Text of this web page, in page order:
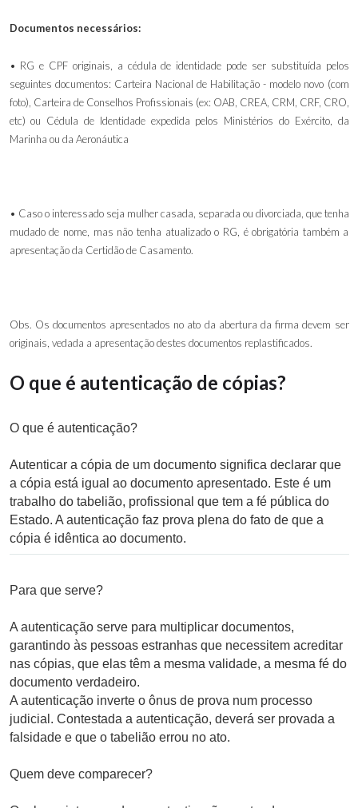
Documentos necessários:
• RG e CPF originais, a cédula de identidade pode ser substituída pelos
seguintes documentos: Carteira Nacional de Habilitação - modelo novo (com
foto), Carteira de Conselhos Profissionais (ex: OAB, CREA, CRM, CRF, CRO,
etc)ou Cédula de Identidade expedida pelos Ministérios do Exército, da
Marinha ou da Aeronáutica
• Caso o interessado seja mulher casada, separada ou divorciada, que tenha
mudado de nome, mas não tenha atualizado o RG, é obrigatória também a
apresentação da Certidão de Casamento.
Obs. Os documentos apresentados no ato da abertura da firma devem ser
originais, vedada a apresentação destes documentos replastificados.
O que é autenticação de cópias?
O que é autenticação?
Autenticar a cópia de um documento significa declarar que
a cópia está igual ao documento apresentado. Este é um
trabalho do tabelião, profissional que tem a fé pública do
Estado. A autenticação faz prova plena do fato de que a
cópia é idêntica ao documento.
Para que serve?
A autenticação serve para multiplicar documentos,
garantindo às pessoas estranhas que necessitem acreditar
nas cópias, que elas têm a mesma validade, a mesma fé do
documento verdadeiro.
A autenticação inverte o ônus de prova num processo
judicial. Contestada a autenticação, deverá ser provada a
falsidade e que o tabelião errou no ato.
Quem deve comparecer?